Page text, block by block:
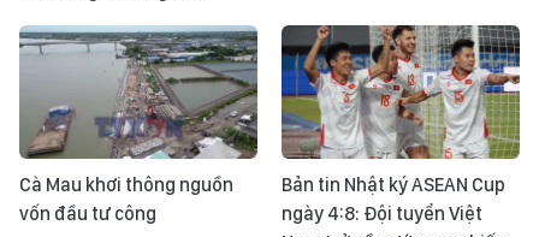
Cà Mau khơi thông nguồn
vốn đầu tư công
Bản tin Nhật ký ASEAN Cup
ngày 4:8: Đội tuyển Việt